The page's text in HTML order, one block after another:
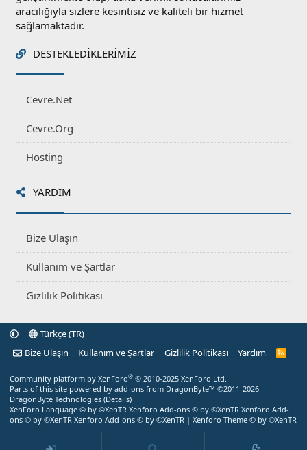
aracılığıyla sizlere kesintisiz ve kaliteli bir hizmet
sağlamaktadır.
DESTEKLEDIKLERIMIZ
Cevre.Net
Cevre.Org
Hosting
YARDIM
Bize Ulaşın
Kullanım ve Şartlar
Gizlilik Politikası
Türkçe (TR)
Bize Ulaşın
Kullanım ve Şartlar Gizlilik Politikası Yardım
R
Community platform by XenForo® © 2010-2025 XenForo Ltd.
Parts of this site powered by add-ons from DragonByte™ ©2011-2026
DragonByte Technologies (Details)
XenForo Language © by ©XenTR Xenforo Add-ons © by ©XenTR Xenforo Add-
ons © by ©XenTR Xenforo Add-ons © by ©XenTR | Xenforo Theme © by ©XenTR